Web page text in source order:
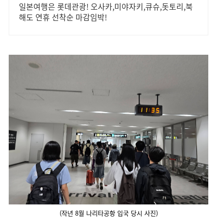
일본여행은 롯데관광! 오사카,미야자키,큐슈,돗토리,북
해도 연휴 선착순 마감임박!
(작년 8월 나리타공항 입국 당시 사진)